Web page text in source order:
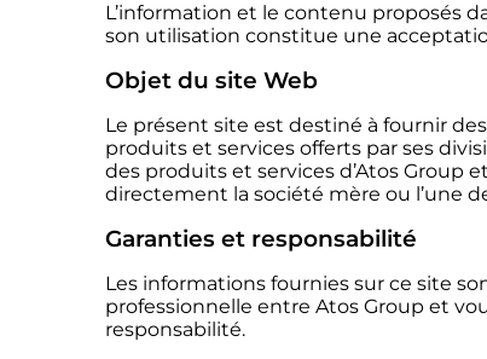
L’information et le contenu proposés
son utilisation constitue une
Objet du site Web
Le présent site est destiné à fournir
produits et services offerts par ses
des produits et services d’Atos Group
directement la société mère ou l’une
Garanties et responsabilité
Les informations fournies sur ce site
professionnelle entre Atos Group et
responsabilité.